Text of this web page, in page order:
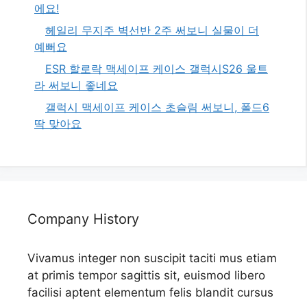
에요!
헤일리 무지주 벽선반 2주 써보니 실물이 더
예뻐요
ESR 할로락 맥세이프 케이스 갤럭시S26 울트
라 써보니 좋네요
갤럭시 맥세이프 케이스 초슬림 써보니, 폴드6
딱 맞아요
Company History
Vivamus integer non suscipit taciti mus etiam
at primis tempor sagittis sit, euismod libero
facilisi aptent elementum felis blandit cursus